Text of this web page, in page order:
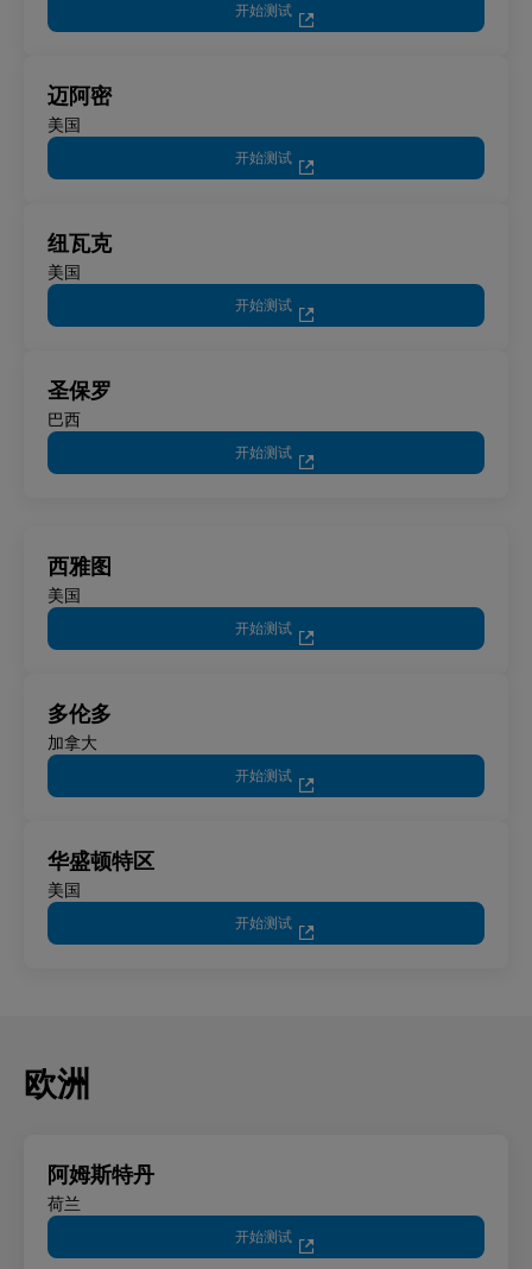
开始测试
迈阿密
美国
开始测试
纽瓦克
美国
开始测试
圣保罗
巴西
开始测试
西雅图
美国
开始测试
多伦多
加拿大
开始测试
华盛顿特区
美国
开始测试
欧洲
阿姆斯特丹
荷兰
开始测试